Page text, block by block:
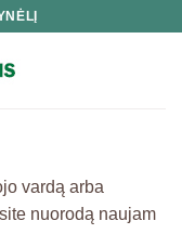
vardą arba
nuorodą naujam